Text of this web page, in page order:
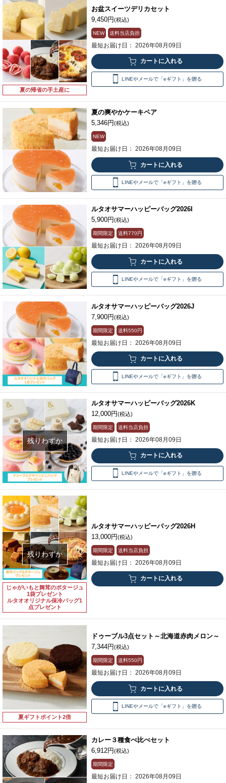
夏の帰省の手土産に
お盆スイーツデリカセット
9,450円(税込)
NEW 送料当店負担
最短お届け日： 2026年08月09日
LINEやメールで「eギフト」を贈る
夏の爽やかケーキペア
5,346円(税込)
NEW
最短お届け日： 2026年08月09日
LINEやメールで「eギフト」を贈る
ルタオサマーハッピーバッグ2026I
5,900円(税込)
期間限定 送料770円
最短お届け日： 2026年08月09日
LINEやメールで「eギフト」を贈る
ルタオサマーハッピーバッグ2026J
7,900円(税込)
期間限定 送料550円
最短お届け日： 2026年08月09日
LINEやメールで「eギフト」を贈る
残りわずか
ルタオサマーハッピーバッグ2026K
12,000円(税込)
期間限定 送料当店負担
最短お届け日： 2026年08月09日
LINEやメールで「eギフト」を贈る
残りわずか
じゃがいもと舞茸のポタージュ
1袋プレゼント
ルタオオリジナル保冷バッグ1
点プレゼント
ルタオサマーハッピーバッグ2026H
13,000円(税込)
期間限定 送料当店負担
最短お届け日： 2026年08月09日
夏ギフトポイント2倍
ドゥーブル3点セット～北海道赤肉メロン～
7,344円(税込)
期間限定 送料550円
最短お届け日： 2026年08月09日
LINEやメールで「eギフト」を贈る
カレー３種食べ比べセット
6,912円(税込)
期間限定
最短お届け日： 2026年08月09日